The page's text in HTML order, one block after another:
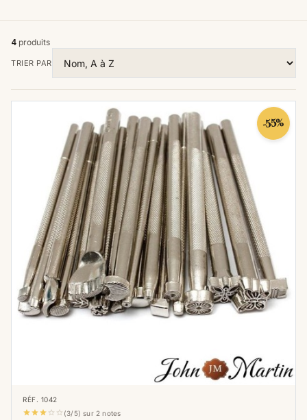
qualité, conçus pour durer. Les matériaux
résistants et les conceptions robustes
garantissent que vos outils de repoussage
résisteront à l'épreuve du temps et à l'usage
intensif. Que ce soit pour marteler, découper
ou ciseler, nos outils conservent leur
précision et leur efficacité même après de
nombreuses utilisations.
Précision dans chaque détail
Nous comprenons que le repoussage du cuir
est un art qui demande une grande précision.
Nos matoirs, couteaux et autres outils sont
fabriqués avec une attention particulière
portée à leur capacité à créer des détails fins
et précis. Que vous travailliez sur des motifs
complexes ou sur des textures subtiles, nos
Ergonomie et confort d'utilisation
4 produits
TRIER PAR
-55%
RÉF. 1042
   (3/5) sur 2 notes